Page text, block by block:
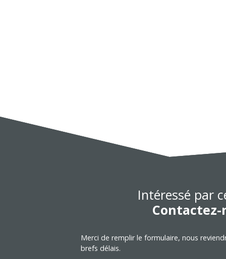
Intéressé par
Contactez-
Merci de remplir le formulaire, nous
brefs délais.